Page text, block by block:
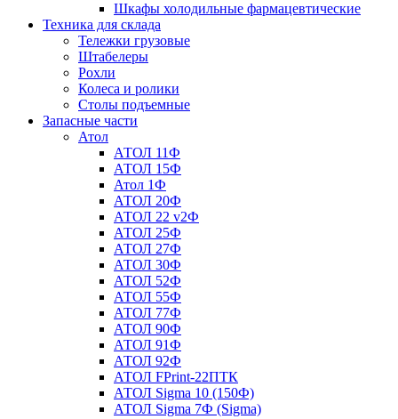
Шкафы холодильные фармацевтические
Техника для склада
Тележки грузовые
Штабелеры
Рохли
Колеса и ролики
Столы подъемные
Запасные части
Атол
АТОЛ 11Ф
АТОЛ 15Ф
Атол 1Ф
АТОЛ 20Ф
АТОЛ 22 v2Ф
АТОЛ 25Ф
АТОЛ 27Ф
АТОЛ 30Ф
АТОЛ 52Ф
АТОЛ 55Ф
АТОЛ 77Ф
АТОЛ 90Ф
АТОЛ 91Ф
АТОЛ 92Ф
АТОЛ FPrint-22ПТК
АТОЛ Sigma 10 (150Ф)
АТОЛ Sigma 7Ф (Sigma)